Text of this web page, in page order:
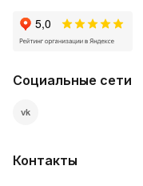
Социальные сети
vk
Контакты